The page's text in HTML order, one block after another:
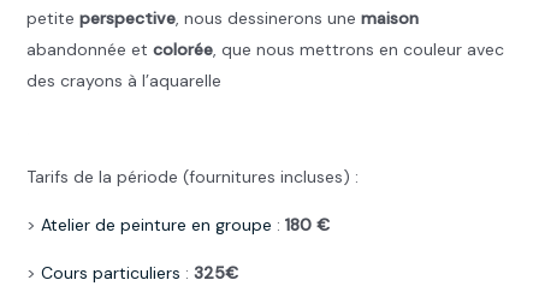
petite perspective, nous dessinerons une maison
abandonnée et colorée, que nous mettrons en couleur avec
des crayons à l’aquarelle
Tarifs de la période (fournitures incluses) :
> Atelier de peinture en groupe : 180 €
> Cours particuliers : 325€